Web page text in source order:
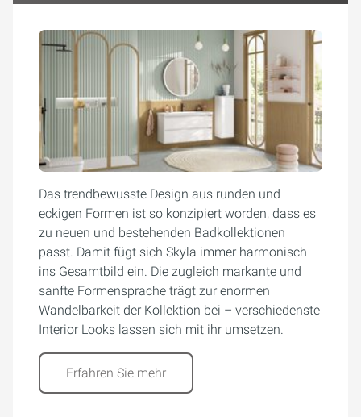
Das trendbewusste Design aus runden und
eckigen Formen ist so konzipiert worden, dass es
zu neuen und bestehenden Badkollektionen
passt. Damit fügt sich Skyla immer harmonisch
ins Gesamtbild ein. Die zugleich markante und
sanfte Formensprache trägt zur enormen
Wandelbarkeit der Kollektion bei – verschiedenste
Interior Looks lassen sich mit ihr umsetzen.
Erfahren Sie mehr